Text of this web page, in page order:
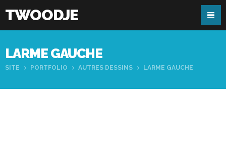
TWOODJE
LARME GAUCHE
SITE PORTFOLIO AUTRES DESSINS LARME GAUCHE